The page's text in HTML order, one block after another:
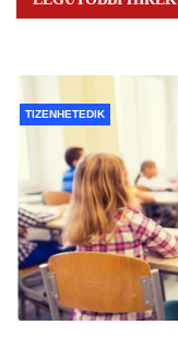
TIZENHETEDIK